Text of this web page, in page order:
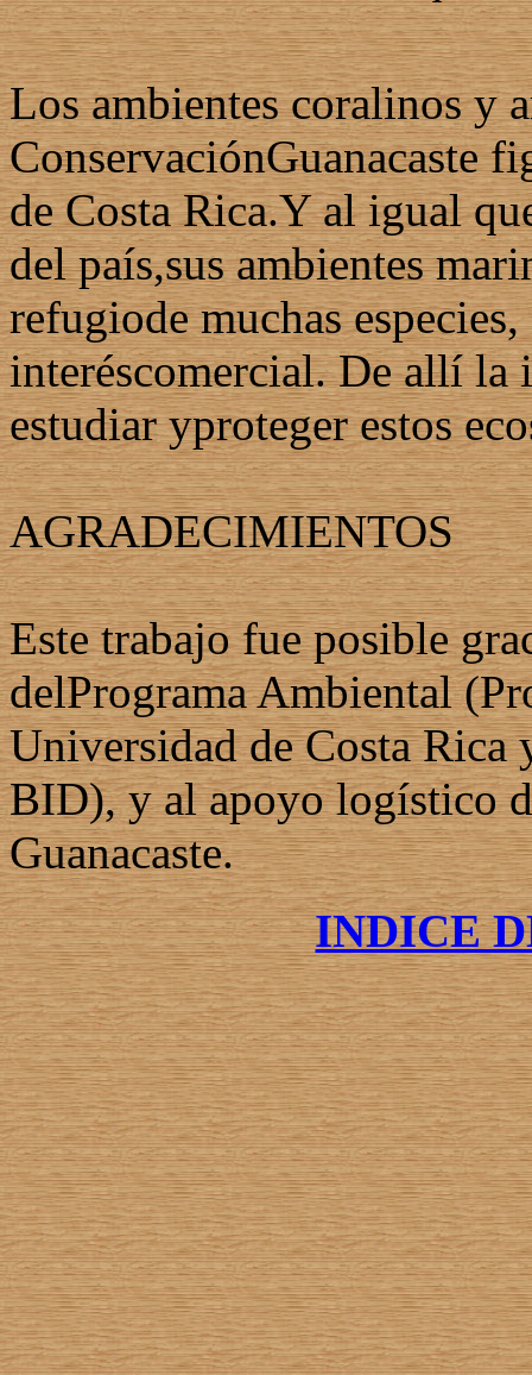
Los ambientes coralinos y
ConservaciónGuanacaste
de Costa Rica.Y al igual
del país,sus ambientes
refugiode muchas
interéscomercial. De allí la
estudiar yproteger estos
AGRADECIMIENTOS
Este trabajo fue posible
delPrograma Ambiental
Universidad de Costa
BID), y al apoyo logístico
Guanacaste.
INDICE